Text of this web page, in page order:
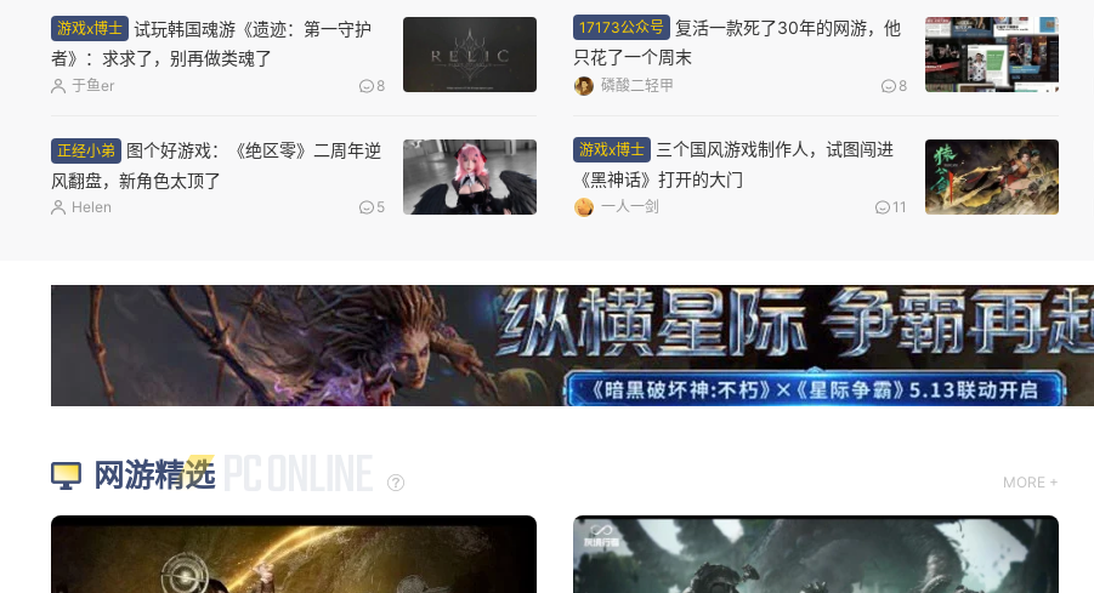
游戏x博士
试玩韩国魂游《遗迹：第一守护
者》：求求了，别再做类魂了
于鱼er 8
17173公众号
复活一款死了30年的网游，他
只花了一个周末
磷酸二轻甲 8
正经小弟
图个好游戏：《绝区零》二周年逆
风翻盘，新角色太顶了
Helen 5
游戏x博士
三个国风游戏制作人，试图闯进
《黑神话》打开的大门
一人一剑 11
网游精选 MORE +